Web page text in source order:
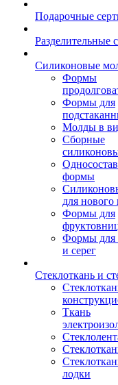
Подарочные
Разделительные
Силиконовые
Формы
Формы для
Молды в
Сборные
формы
для нового
Формы для
Формы для
и серег
Стеклоткань и
Ткань
лодки